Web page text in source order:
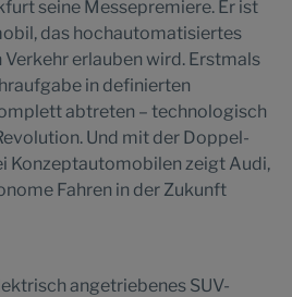
seine Messepremiere. Er ist
das hochautomatisiertes
erlauben wird. Erstmals
in definierten
abtreten – technologisch
Und mit der Doppel-
Konzeptautomobilen zeigt Audi,
Fahren in der Zukunft
angetriebenes SUV-